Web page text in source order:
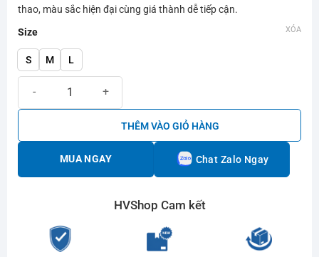
thao, màu sắc hiện đại cùng giá thành dễ tiếp cận.
Size
S M L
XÓA
THÊM VÀO GIỎ HÀNG
MUA NGAY Chat Zalo Ngay
HVShop Cam kết